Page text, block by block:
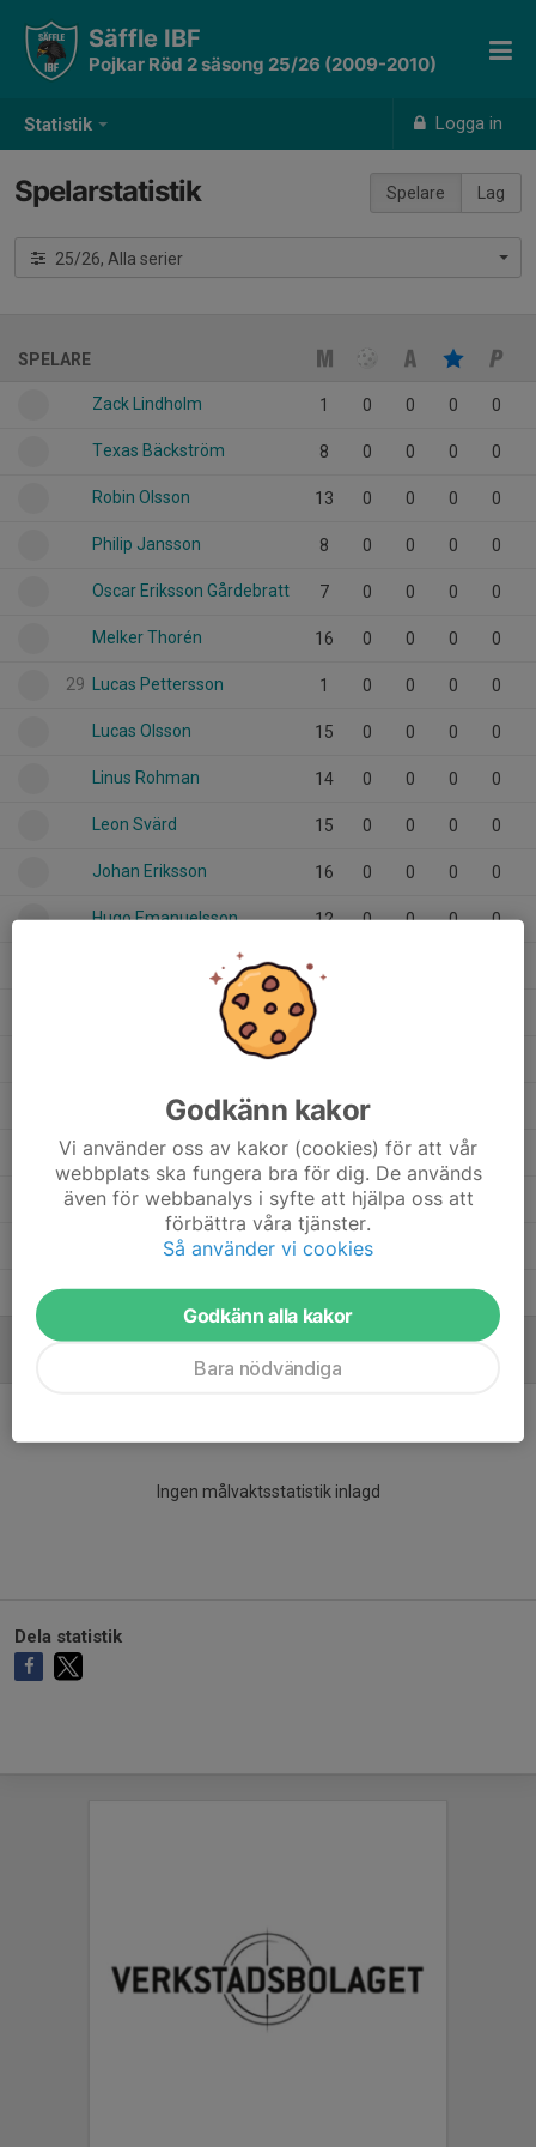
Statistik Logga in
Säffle IBF
Pojkar Röd 2 säsong 25/26 (2009-2010)
Spelare Lag
Spelarstatistik
25/26, Alla serier
SPELARE
Zack Lindholm 1 0 0 0 0
Texas Bäckström 8 0 0 0 0
Robin Olsson 13 0 0 0 0
Philip Jansson 8 0 0 0 0
Oscar Eriksson Gårdebratt 7 0 0 0 0
Melker Thorén 16 0 0 0 0
29 Lucas Pettersson 1 0 0 0 0
Lucas Olsson 15 0 0 0 0
Linus Rohman 14 0 0 0 0
Leon Svärd 15 0 0 0 0
Johan Eriksson 16 0 0 0 0
Hugo Emanuelsson 12 0 0 0 0
Eddie Brodin 10 0
Colin Andersson 16 0 0 0
Charlie Sjöberg 9 0 0 0
Alexander Andersson Hamnér 6 0
Adam Bertilsson 16 0 0 0 0
Ingen målvaktsstatistik inlagd
Dela statistik
Godkänn kakor
Vi använder oss av kakor (cookies) för att vår
webbplats ska fungera bra för dig. De används
även för webbanalys i syfte att hjälpa oss att
förbättra våra tjänster.
Så använder vi cookies
Godkänn alla kakor
Bara nödvändiga